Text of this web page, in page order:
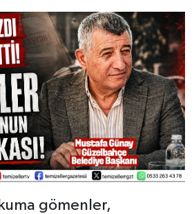
gömenler,